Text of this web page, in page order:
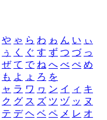
や ゃ ら わ ゎ ん い ぃ
ぅ く ぐ す ず つ づ っ
ぜ て で ね へ べ ぺ め
も よ ょ ろ を
ャ ラ ワ ヮ ン イ ィ キ
ク グ ス ズ ツ ヅ ッ ヌ
テ デ ヘ ベ ペ メ レ オ